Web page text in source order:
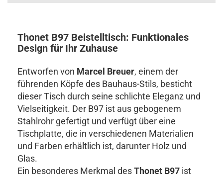
Thonet B97 Beistelltisch: Funktionales
Design für Ihr Zuhause
Entworfen von Marcel Breuer, einem der
führenden Köpfe des Bauhaus-Stils, besticht
dieser Tisch durch seine schlichte Eleganz und
Vielseitigkeit. Der B97 ist aus gebogenem
Stahlrohr gefertigt und verfügt über eine
Tischplatte, die in verschiedenen Materialien
und Farben erhältlich ist, darunter Holz und
Glas.
Ein besonderes Merkmal desThonet B97 ist